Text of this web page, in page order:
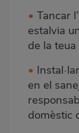
• Tancar
estalvia
de la teua
•
en el
domèstic